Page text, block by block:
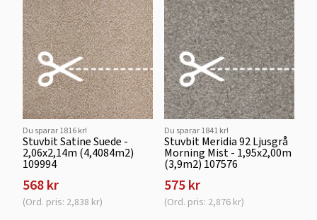
Du sparar 1816 kr!
Stuvbit Satine Suede -
2,06x2,14m (4,4084m2)
109994
568 kr
(Ord. pris: 2,838 kr)
Du sparar 1841 kr!
Stuvbit Meridia 92 Ljusgrå
Morning Mist - 1,95x2,00m
(3,9m2) 107576
575 kr
(Ord. pris: 2,876 kr)